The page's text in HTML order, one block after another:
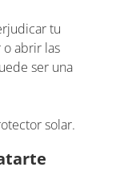
tu
o abrir las
ser una
solar.